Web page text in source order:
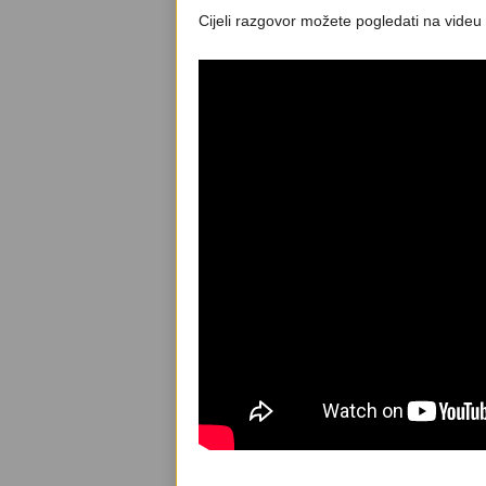
Cijeli razgovor možete pogledati na videu